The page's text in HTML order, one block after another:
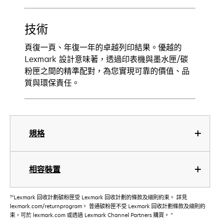
規格
相容裝置
技術
頁復一頁、年復一年的卓越列印結果。優越的
Lexmark 設計意味著，透過印表機與墨水匣/碳
粉匣之間的精準配對，為您實現可靠的價值、品
質與環保責任。
†"Lexmark 回收計劃碳粉匣受 Lexmark 回收計劃的條款及細則約束。 詳見
lexmark.com/returnprogram。 普通碳粉匣不受 Lexmark 回收計劃條款及細則約
束，可於 lexmark.com 或透過 Lexmark Channel Partners 購買。 "